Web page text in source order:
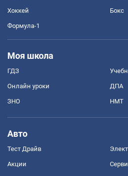
Хоккей Бокс
Формула-1
Моя школа
ГДЗ
Онлайн уроки ДПА
ЗНО НМТ
Авто
Тест Драйв
Акции